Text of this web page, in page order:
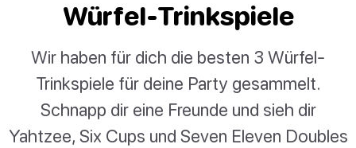
Würfel-Trinkspiele
Wir haben für dich die besten 3 Würfel-
Trinkspiele für deine Party gesammelt.
Schnapp dir eine Freunde und sieh dir
Yahtzee, Six Cups und Seven Eleven Doubles